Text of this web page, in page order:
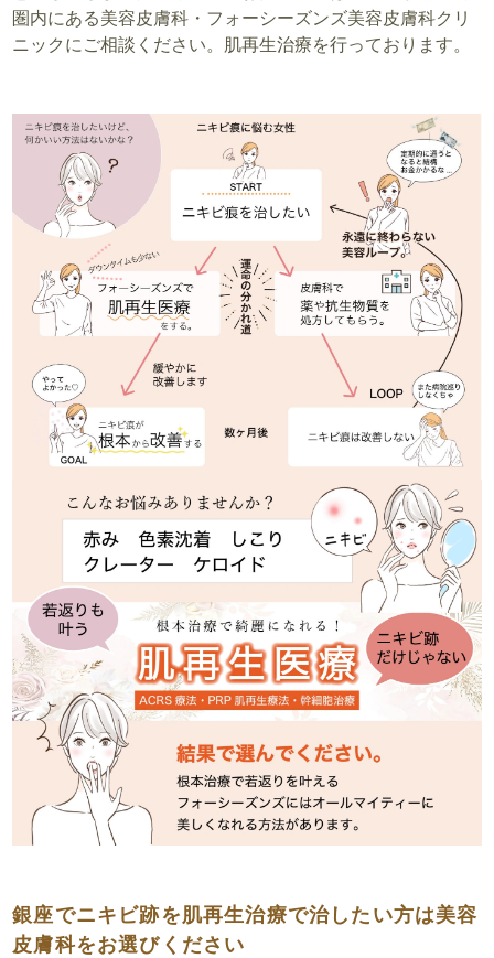
圏内にある美容皮膚科・フォーシーズンズ美容皮膚科クリ
ニックにご相談ください。肌再生治療を行っております。
銀座でニキビ跡を肌再生治療で治したい方は美容
皮膚科をお選びください